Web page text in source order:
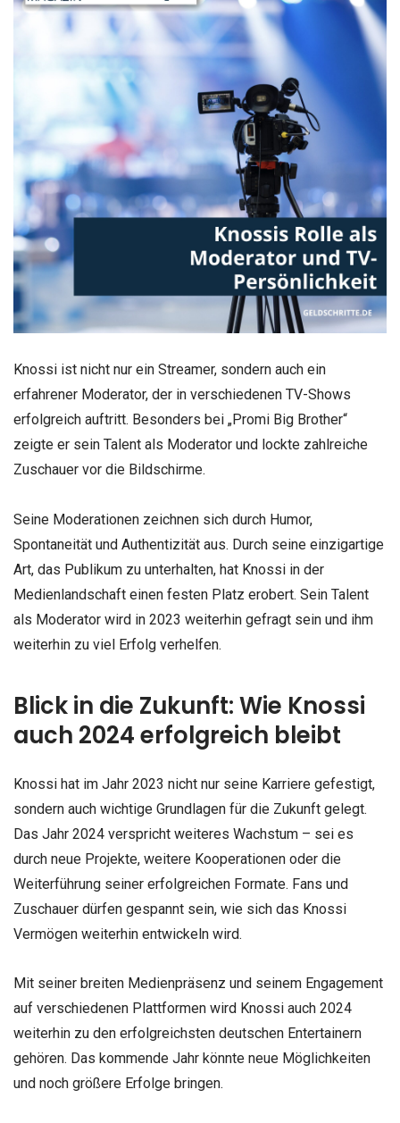
Knossi ist nicht nur ein Streamer, sondern auch ein
erfahrener Moderator, der in verschiedenen TV-Shows
erfolgreich auftritt. Besonders bei „Promi Big Brother“
zeigte er sein Talent als Moderator und lockte zahlreiche
Zuschauer vor die Bildschirme.
Seine Moderationen zeichnen sich durch Humor,
Spontaneität und Authentizität aus. Durch seine einzigartige
Art, das Publikum zu unterhalten, hat Knossi in der
Medienlandschaft einen festen Platz erobert. Sein Talent
als Moderator wird in 2023 weiterhin gefragt sein und ihm
weiterhin zu viel Erfolg verhelfen.
Blick in die Zukunft: Wie Knossi
auch 2024 erfolgreich bleibt
Knossi hat im Jahr 2023 nicht nur seine Karriere gefestigt,
sondern auch wichtige Grundlagen für die Zukunft gelegt.
Das Jahr 2024 verspricht weiteres Wachstum – sei es
durch neue Projekte, weitere Kooperationen oder die
Weiterführung seiner erfolgreichen Formate. Fans und
Zuschauer dürfen gespannt sein, wie sich das Knossi
Vermögen weiterhin entwickeln wird.
Mit seiner breiten Medienpräsenz und seinem Engagement
auf verschiedenen Plattformen wird Knossi auch 2024
weiterhin zu den erfolgreichsten deutschen Entertainern
gehören. Das kommende Jahr könnte neue Möglichkeiten
und noch größere Erfolge bringen.